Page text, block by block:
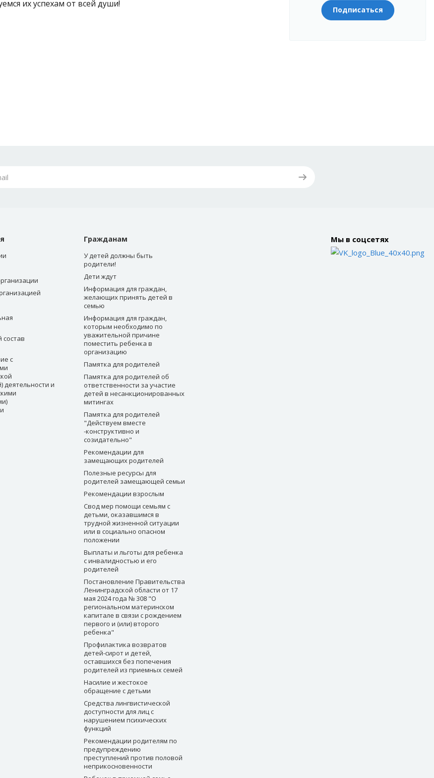
их успехам от всей души!
Подписаться
с
деятельности и
Гражданам
У детей должны быть
родители!
Дети ждут
Информация для граждан,
желающих принять детей в
семью
Информация для граждан,
которым необходимо по
уважительной причине
поместить ребенка в
организацию
Памятка для родителей
Памятка для родителей об
ответственности за участие
детей в несанкционированных
митингах
Памятка для родителей
"Действуем вместе
-конструктивно и
созидательно"
Рекомендации для
замещающих родителей
Полезные ресурсы для
родителей замещающей семьи
Рекомендации взрослым
Свод мер помощи семьям с
детьми, оказавшимся в
трудной жизненной ситуации
или в социально опасном
положении
Выплаты и льготы для ребенка
с инвалидностью и его
родителей
Постановление Правительства
Ленинградской области от 17
мая 2024 года № 308 "О
региональном материнском
капитале в связи с рождением
первого и (или) второго
ребенка"
Профилактика возвратов
детей-сирот и детей,
оставшихся без попечения
родителей из приемных семей
Насилие и жестокое
обращение с детьми
Средства лингвистической
доступности для лиц с
нарушением психических
функций
Рекомендации родителям по
предупреждению
преступлений против половой
неприкосновенности
Мы в соцсетях